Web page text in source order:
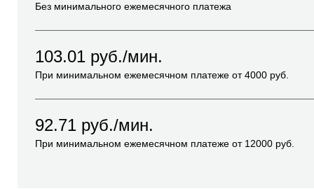
Без минимального ежемесячного платежа
103.01 руб./мин.
При минимальном ежемесячном платеже от4000 руб.
92.71 руб./мин.
При минимальном ежемесячном платеже от 12000 руб.